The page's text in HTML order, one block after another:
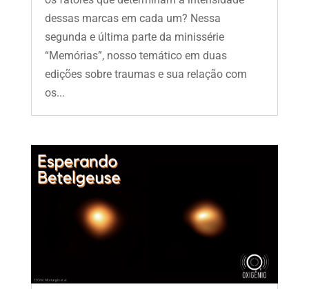
dessas marcas em cada um? Nessa
segunda e última parte da minissérie
“Memórias”, nosso temático em duas
edições sobre traumas e sua relação com
os...